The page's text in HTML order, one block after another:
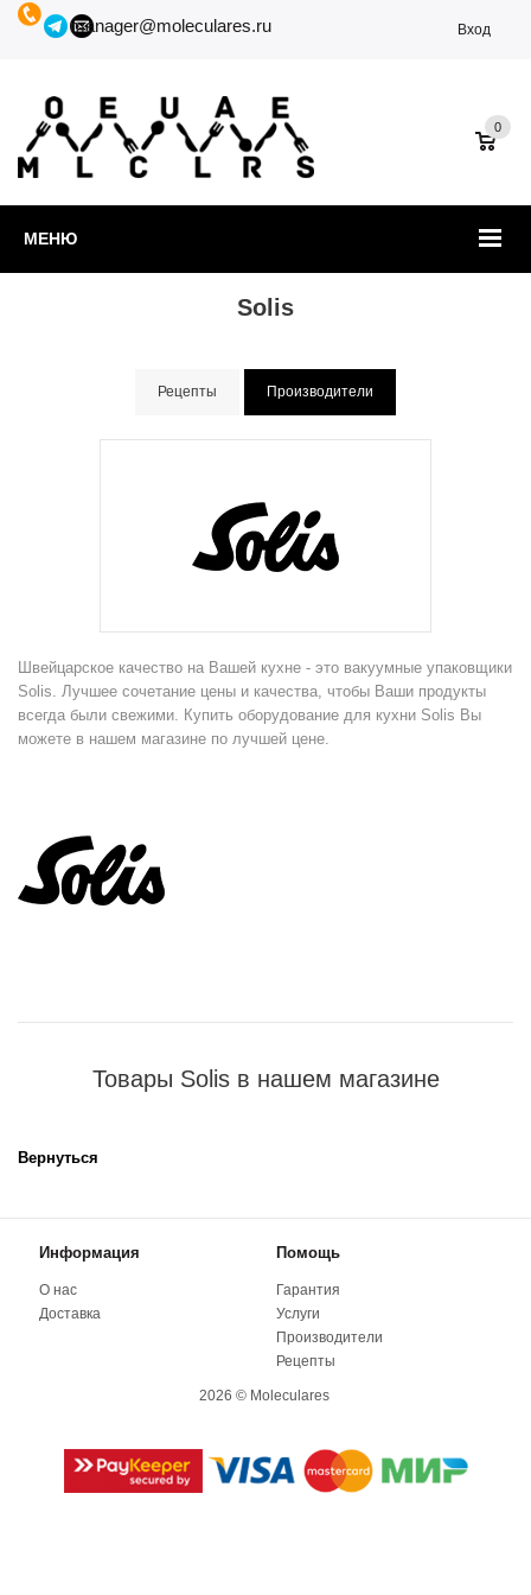
manager@moleculares.ru Вход
МЕНЮ
0
Solis
Рецепты Производители
Швейцарское качество на Вашей кухне - это вакуумные упаковщики
Solis. Лучшее сочетание цены и качества, чтобы Ваши продукты
всегда были свежими. Купить оборудование для кухни Solis Вы
можете в нашем магазине по лучшей цене.
Товары Solis в нашем магазине
Вернуться
Информация Помощь
О нас
Доставка
Гарантия
Услуги
Производители
Рецепты
2026 © Moleculares